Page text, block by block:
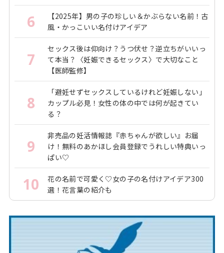
6
【2025年】男の子の珍しい＆かぶらない名前！古
風・かっこいい名付けアイデア
7
セックス後は仰向け？うつ伏せ？逆立ちがいいっ
て本当？〈妊娠できるセックス〉で大切なこと
【医師監修】
8
「避妊せずセックスしているけれど妊娠しない」
カップル必見！女性の体の中では何が起きてい
る？
9
非売品の妊活情報誌『赤ちゃんが欲しい』お届
け！無料のあかほし会員登録でうれしい特典いっ
ぱい♡
10
花の名前で可愛く♡女の子の名付けアイデア300
選！花言葉の紹介も